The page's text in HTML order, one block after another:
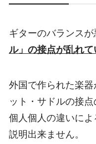
ギターのバランスが
ル」の接点が乱れて
外国で作られた楽
ット・サドルの接点
個人個人の違いに
説明出来ません。